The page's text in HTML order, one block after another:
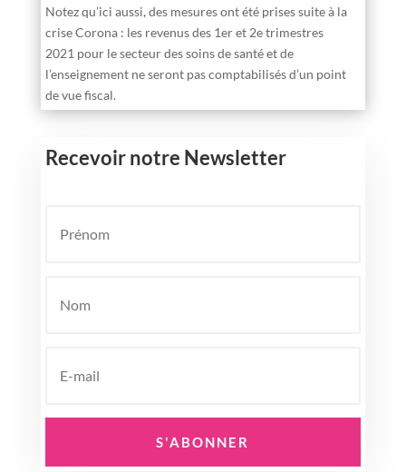
Notez qu’ici aussi, des mesures ont été prises suite à la
crise Corona : les revenus des 1er et 2e trimestres
2021 pour le secteur des soins de santé et de
l’enseignement ne seront pas comptabilisés d’un point
de vue fiscal.
Recevoir notre Newsletter
S'ABONNER